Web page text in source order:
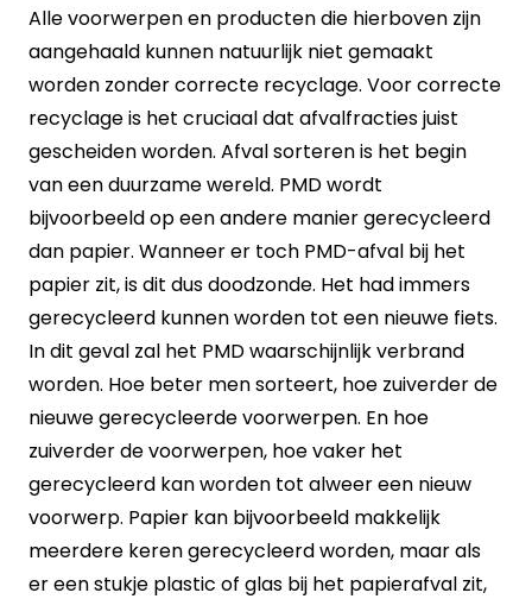
Alle voorwerpen en producten die hierboven zijn
aangehaald kunnen natuurlijk niet gemaakt
worden zonder correcte recyclage. Voor correcte
recyclage is het cruciaal dat afvalfracties juist
gescheiden worden. Afval sorteren is het begin
van een duurzame wereld. PMD wordt
bijvoorbeeld op een andere manier gerecycleerd
dan papier. Wanneer er toch PMD-afval bij het
papier zit, is dit dus doodzonde. Het had immers
gerecycleerd kunnen worden tot een nieuwe fiets.
In dit geval zal het PMD waarschijnlijk verbrand
worden. Hoe beter men sorteert, hoe zuiverder de
nieuwe gerecycleerde voorwerpen. En hoe
zuiverder de voorwerpen, hoe vaker het
gerecycleerd kan worden tot alweer een nieuw
voorwerp. Papier kan bijvoorbeeld makkelijk
meerdere keren gerecycleerd worden, maar als
er een stukje plastic of glas bij het papierafval zit,